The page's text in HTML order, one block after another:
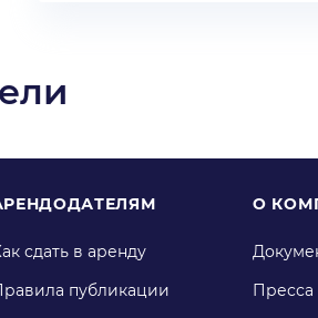
сдать в аренду
публикации
О
Пресса